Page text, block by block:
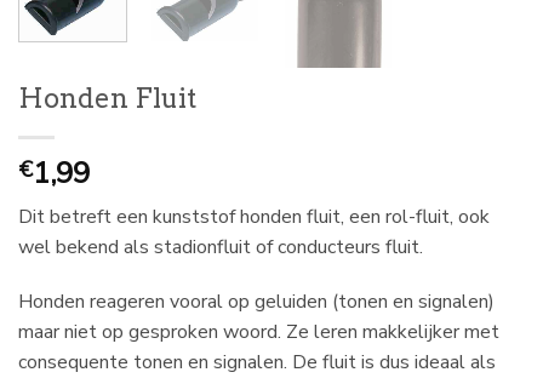
Honden Fluit
€1,99
Dit betreft een kunststof honden fluit, een rol-fluit, ook
wel bekend als stadionfluit of conducteurs fluit.
Honden reageren vooral op geluiden (tonen en signalen)
maar niet op gesproken woord. Ze leren makkelijker met
consequente tonen en signalen. De fluit is dus ideaal als